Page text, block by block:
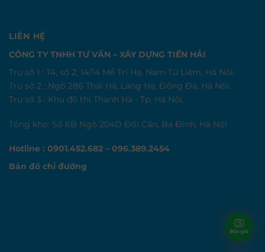
LIÊN HỆ
CÔNG TY TNHH TƯ VẤN – XÂY DỰNG TIỀN HẢI
Trụ sở 1 : T4, số 2, 14/14 Mễ Trì Hạ, Nam Từ Liêm, Hà Nội.
Trụ sở 2 : Ngõ 286 Thái Hà, Láng Hạ, Đống Đa, Hà Nội.
Trụ sở 3 : Khu đô thị Thanh Hà - Tp. Hà Nội.
Tổng kho: Số 6B Ngõ 204D Đội Cấn, Ba Đình, Hà Nội
Hotline : 0901.452.682 – 096.389.2454
Bản đồ chỉ đường